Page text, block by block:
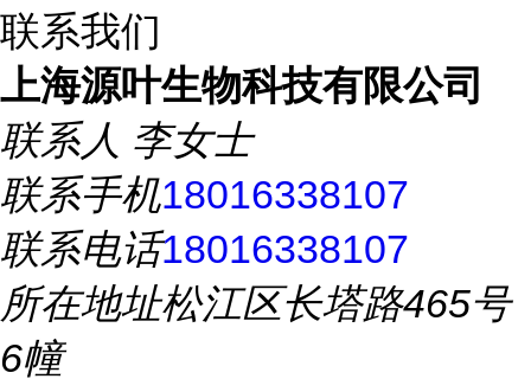
联系我们
上海源叶生物科技有限公司
联系人 李女士
联系手机18016338107
联系电话18016338107
所在地址松江区长塔路465号
6幢